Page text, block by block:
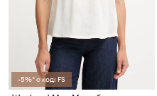
-5%* с код: FS